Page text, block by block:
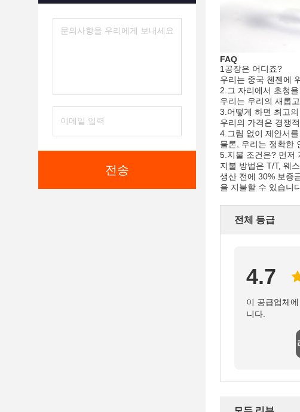
전송
FAQ
1공장은 어디죠?
우리는 중국 첸젠에
2. 그 자리에서 초청
우리는 우리의 새롭
3. 어떻게 하면 최고
우리의 가격은 경쟁
4. 그림 없이 제안서
물론, 우리는 정확한
5. 지불 조건은? 먼저
지불 방법은 T/T, 웨
생산 전에 30% 보증
을 지불할 수 있습니
전체 등급
4.7
이 공급업체
니다.